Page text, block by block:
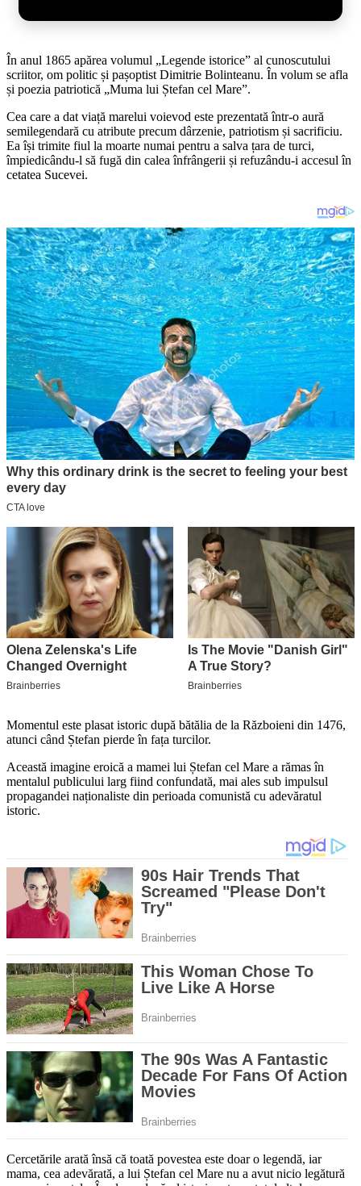
În anul 1865 apărea volumul „Legende istorice” al cunoscutului
scriitor, om politic și pașoptist Dimitrie Bolinteanu. În volum se afla
și poezia patriotică „Muma lui Ștefan cel Mare”.
Cea care a dat viață marelui voievod este prezentată într-o aură
semilegendară cu atribute precum dârzenie, patriotism și sacrificiu.
Ea își trimite fiul la moarte numai pentru a salva țara de turci,
împiedicându-l să fugă din calea înfrângerii și refuzându-i accesul în
cetatea Sucevei.
Momentul este plasat istoric după bătălia de la Războieni din 1476,
atunci când Ștefan pierde în fața turcilor.
Această imagine eroică a mamei lui Ștefan cel Mare a rămas în
mentalul publicului larg fiind confundată, mai ales sub impulsul
propagandei naționaliste din perioada comunistă cu adevăratul
istoric.
Cercetările arată însă că toată povestea este doar o legendă, iar
mama, cea adevărată, a lui Ștefan cel Mare nu a avut nicio legătură